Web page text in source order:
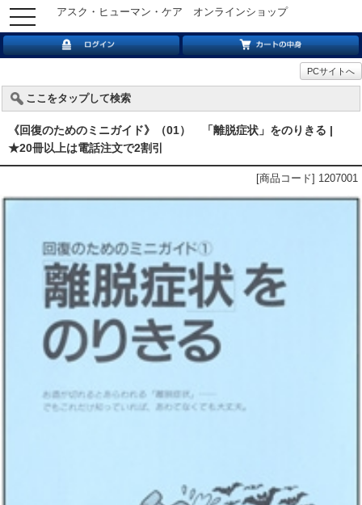
アスク・ヒューマン・ケア オンラインショップ
toggle
navigation
PCサイトへ
ここをタップして検索
《回復のためのミニガイド》（01） 「離脱症状」をのりきる |
★20冊以上は電話注文で2割引
[商品コード] 1207001